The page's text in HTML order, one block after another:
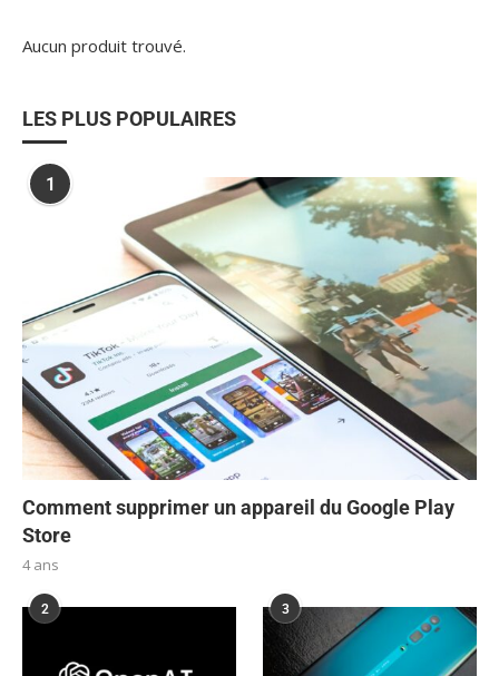
Aucun produit trouvé.
LES PLUS POPULAIRES
1
Comment supprimer un appareil du Google Play
Store
4 ans
2 3